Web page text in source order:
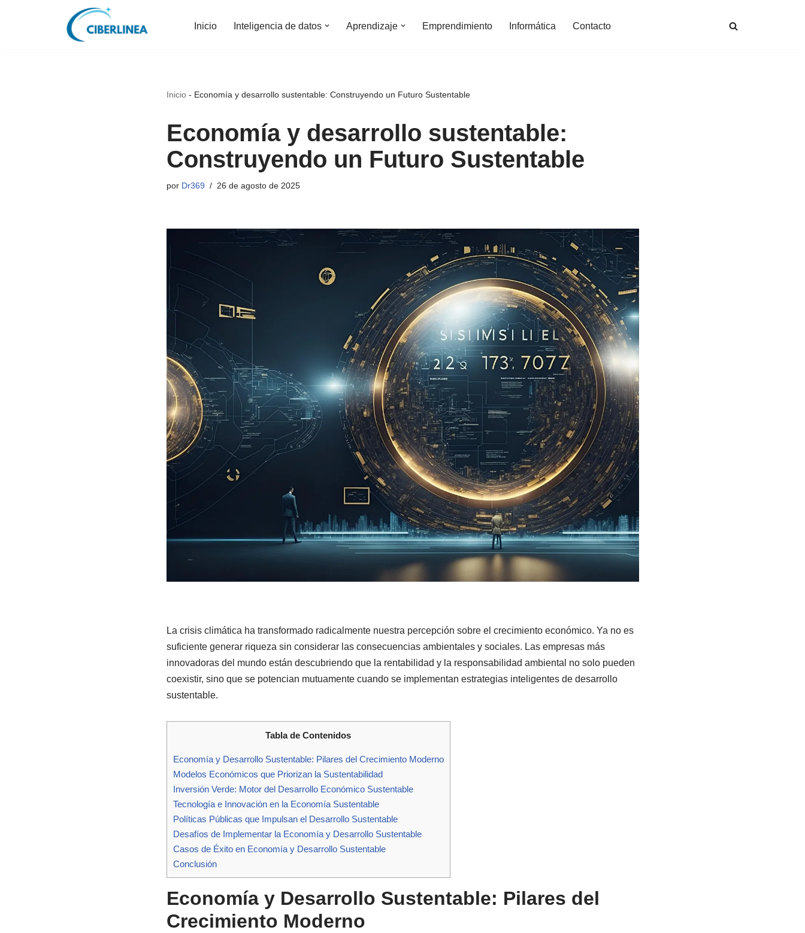
Inicio Inteligencia de datos Aprendizaje Emprendimiento Informática Contacto
Inicio- Economía y desarrollo sustentable: Construyendo un Futuro Sustentable
Economía y desarrollo sustentable:
Construyendo un Futuro Sustentable
por Dr369 26 de agosto de 2025
La crisis climática ha transformado radicalmente nuestra percepción sobre el crecimiento económico. Ya no es
suficiente generar riqueza sin considerar las consecuencias ambientales y sociales. Las empresas más
innovadoras del mundo están descubriendo que la rentabilidad y la responsabilidad ambiental no solo pueden
coexistir, sino que se potencian mutuamente cuando se implementan estrategias inteligentes de desarrollo
sustentable.
Tabla de Contenidos
Economía y Desarrollo Sustentable: Pilares del Crecimiento Moderno
Modelos Económicos que Priorizan la Sustentabilidad
Inversión Verde: Motor del Desarrollo Económico Sustentable
Tecnología e Innovación en la Economía Sustentable
Políticas Públicas que Impulsan el Desarrollo Sustentable
Desafíos de Implementar la Economía y Desarrollo Sustentable
Casos de Éxito en Economía y Desarrollo Sustentable
Conclusión
Economía y Desarrollo Sustentable: Pilares del
Crecimiento Moderno